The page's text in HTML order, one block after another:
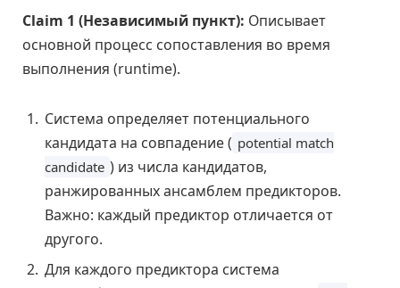
Claim 1 (Независимый пункт): Описывает
основной процесс сопоставления во время
выполнения (runtime).
Система определяет потенциального
кандидата на совпадение ( potential match
candidate ) из числа кандидатов,
ранжированных ансамблем предикторов.
Важно: каждый предиктор отличается от
другого.
Для каждого предиктора система